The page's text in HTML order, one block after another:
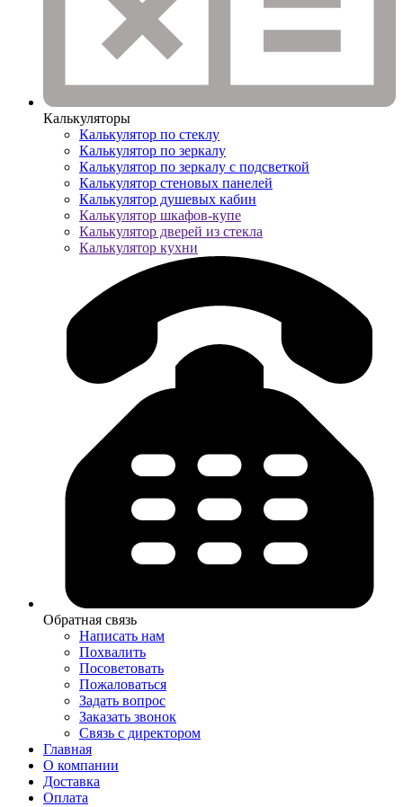
Калькуляторы
Калькулятор по стеклу
Калькулятор по зеркалу
Калькулятор по зеркалу с подсветкой
Калькулятор стеновых панелей
Калькулятор душевых кабин
Калькулятор шкафов-купе
Калькулятор дверей из стекла
Калькулятор кухни
Обратная связь
Написать нам
Похвалить
Посоветовать
Пожаловаться
Задать вопрос
Заказать звонок
Связь с директором
Главная
О компании
Доставка
Оплата